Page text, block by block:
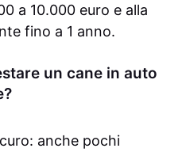
a 10.000 euro e alla
fino a 1 anno.
un cane in auto
anche pochi